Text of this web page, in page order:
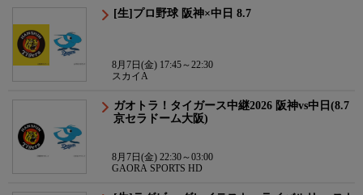
[生]プロ野球 阪神×中日 8.7
8月7日(金) 17:45～22:30
スカイA
ガオトラ！タイガース中継2026 阪神vs中日(8.7
京セラドーム大阪)
8月7日(金) 22:30～03:00
GAORA SPORTS HD